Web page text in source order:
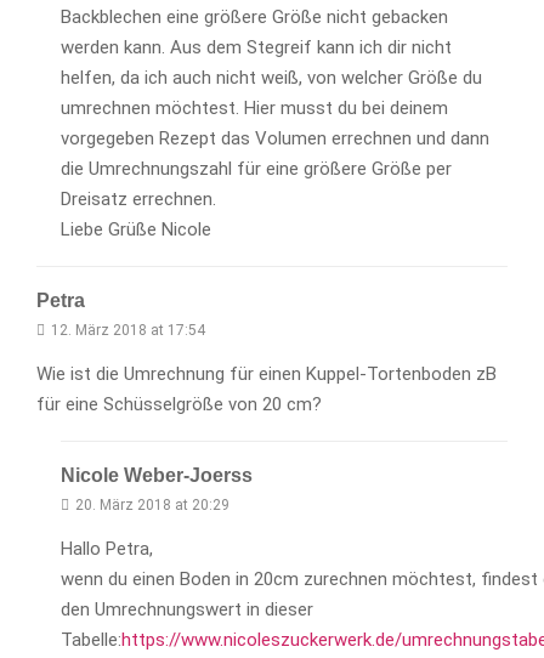
Backblechen eine größere Größe nicht gebacken
werden kann. Aus dem Stegreif kann ich dir nicht
helfen, da ich auch nicht weiß, von welcher Größe du
umrechnen möchtest. Hier musst du bei deinem
vorgegeben Rezept das Volumen errechnen und dann
die Umrechnungszahl für eine größere Größe per
Dreisatz errechnen.
Liebe Grüße Nicole
Petra
12. März 2018 at 17:54
Wie ist die Umrechnung für einen Kuppel-Tortenboden zB
für eine Schüsselgröße von 20 cm?
Nicole Weber-Joerss
20. März 2018 at 20:29
Hallo Petra,
wenn du einen Boden in 20cm zurechnen möchtest, findest
den Umrechnungswert in dieser
Tabelle:https://www.nicoleszuckerwerk.de/